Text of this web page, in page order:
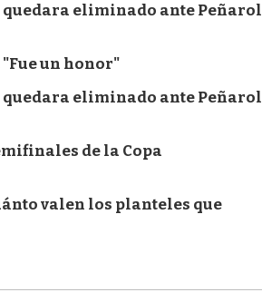
quedara eliminado ante Peñarol
"Fue un honor"
quedara eliminado ante Peñarol
de la Copa
valen los planteles que